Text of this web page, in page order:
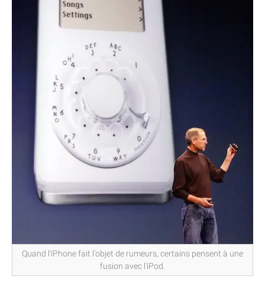
Quand l'iPhone fait l'objet de rumeurs, certains pensent à une
fusion avec l'iPod.